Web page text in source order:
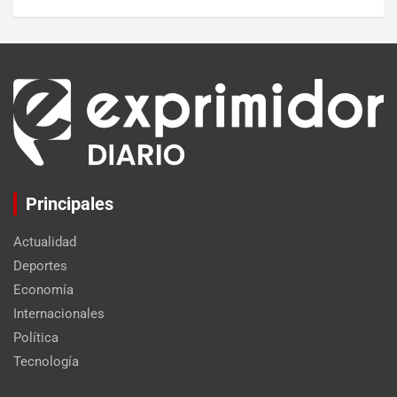
Principales
Actualidad
Deportes
Economía
Internacionales
Política
Tecnología